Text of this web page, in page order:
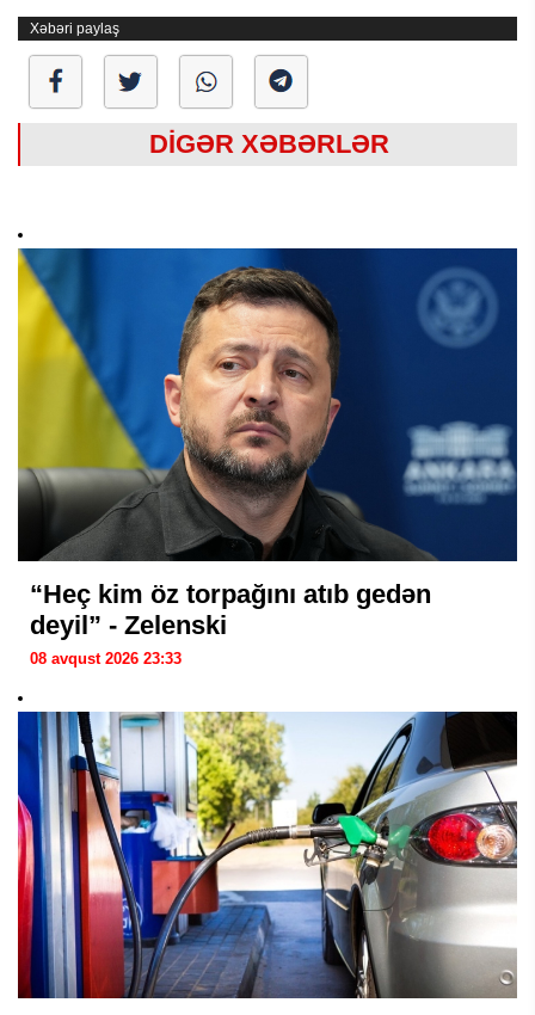
Xəbəri paylaş
DİGƏR XƏBƏRLƏR
“Heç kim öz torpağını atıb gedən
deyil” - Zelenski
08 avqust 2026 23:33